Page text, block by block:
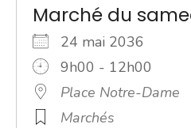
Marché du
24 mai 2036
9h00 - 12h00
Place Notre-Dame
Marchés